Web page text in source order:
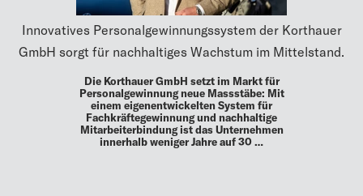
Innovatives Personalgewinnungssystem der Korthauer
GmbH sorgt für nachhaltiges Wachstum im Mittelstand.
Die Korthauer GmbH setzt im Markt für
Personalgewinnung neue Massstäbe: Mit
einem eigenentwickelten System für
Fachkräftegewinnung und nachhaltige
Mitarbeiterbindung ist das Unternehmen
innerhalb weniger Jahre auf 30 …